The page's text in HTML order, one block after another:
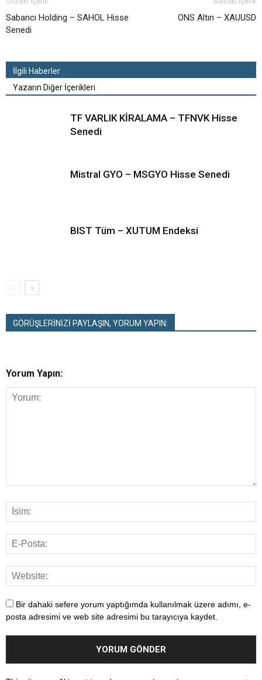
Sabancı Holding – SAHOL Hisse
Senedi
ONS Altın – XAUUSD
İlgili Haberler
Yazarın Diğer İçerikleri
TF VARLIK KİRALAMA – TFNVK Hisse
Senedi
Mistral GYO – MSGYO Hisse Senedi
BIST Tüm – XUTUM Endeksi
GÖRÜŞLERİNİZİ PAYLAŞIN, YORUM YAPIN:
Yorum Yapın:
Bir dahaki sefere yorum yaptığımda kullanılmak üzere adımı, e-
posta adresimi ve web site adresimi bu tarayıcıya kaydet.